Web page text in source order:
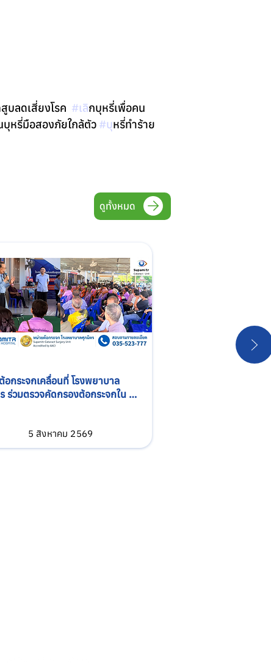
บลดเสี่ยงโรค #เลิกบุหรี่เพื่อคน
บุหรี่มือสองภัยใกล้ตัว #บุหรี่ทำร้าย
ดูทั้งหมด
อกระจกเคลื่อนที่ โรงพยาบาล
ร่วมตรวจคัดกรองต้อกระจกใน
5 สิงหาคม 2569